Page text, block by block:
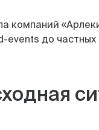
компаний
events до